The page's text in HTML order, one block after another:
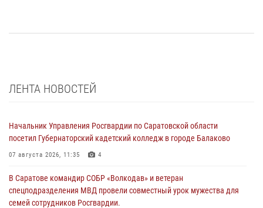
ЛЕНТА НОВОСТЕЙ
Начальник Управления Росгвардии по Саратовской области
посетил Губернаторский кадетский колледж в городе Балаково
07 августа 2026, 11:35 4
В Саратове командир СОБР «Волкодав» и ветеран
спецподразделения МВД провели совместный урок мужества для
семей сотрудников Росгвардии.